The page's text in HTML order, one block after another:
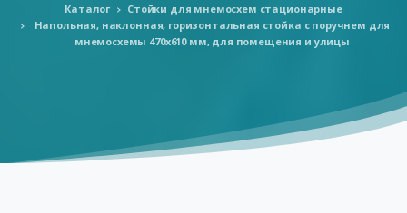
Каталог
Стойки для мнемосхем стационарные
Напольная, наклонная, горизонтальная стойка с поручнем для
мнемосхемы 470х610 мм, для помещения и улицы